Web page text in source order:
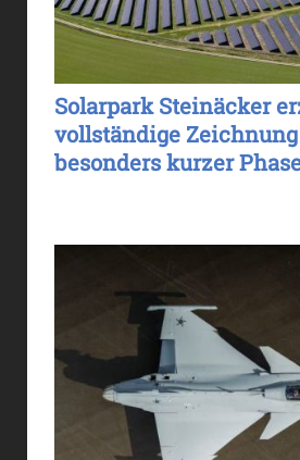
Solarpark Steinäcker
vollständige
besonders kurzer